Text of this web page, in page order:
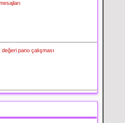
pano çalışması